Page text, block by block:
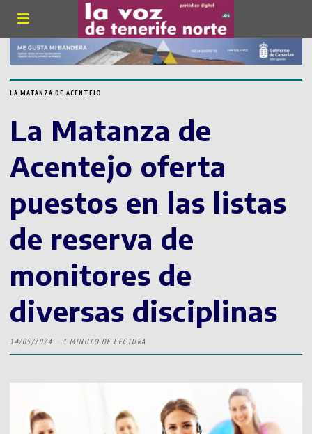
LA MATANZA DE ACENTEJO
La Matanza de
Acentejo oferta
puestos en las listas
de reserva de
monitores de
diversas disciplinas
14/05/2024 1 MINUTO DE LECTURA